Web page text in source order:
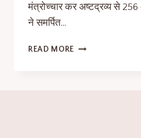
मंत्रोच्चार कर अष्टद्रव्य से
ने समर्पित…
READ MORE